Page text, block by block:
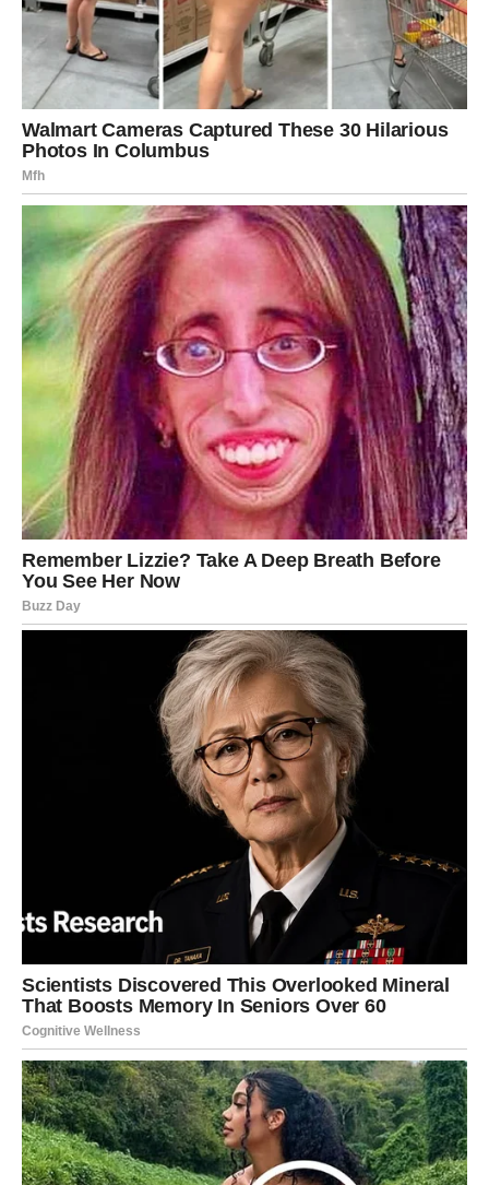
nabolje. Ono što vam dolazi moglo bi vam vratiti vjeru u
sreću i pokazati da ništa kroz šta ste prolazile nije bilo
uzalud.
Sudbina vam sada vraća osmijeh, mir i prilike koje ste
dugo čekale.
Ovo je početak mnogo bogatijeg i
srećnijeg života
Zvijezde vam poručuju da ne sumnjate u sebe i da ne
dozvolite prošlosti da vas zaustavi. Pred vama su dani
puni važnih odluka, velikih prilika i trenutaka koji bi mogli
potpuno promijeniti vaš život.
Naredni period za vas neće biti običan. Ovo je vrijeme
tokom kojeg biste mogle ostvariti ono o čemu ste dugo
maštale i konačno osjetiti koliko život može biti lijep kada
sreća odluči stati na vašu stranu.